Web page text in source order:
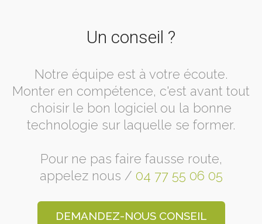
Un conseil ?
Notre équipe est à votre écoute.
Monter en compétence, c'est avant tout
choisir le bon logiciel ou la bonne
technologie sur laquelle se former.
Pour ne pas faire fausse route,
appelez nous / 04 77 55 06 05
DEMANDEZ-NOUS CONSEIL